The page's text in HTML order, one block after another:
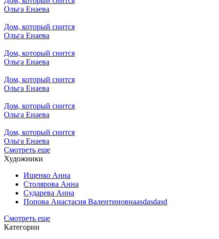
Ольга Енаева
Дом, который снится
Ольга Енаева
Дом, который снится
Ольга Енаева
Дом, который снится
Ольга Енаева
Дом, который снится
Ольга Енаева
Дом, который снится
Ольга Енаева
Смотреть еще
Художники
Ищенко Анна
Столярова Анна
Сударева Анна
Попова Анастасия Валентиновнаasdasdasd
Смотреть еще
Категории